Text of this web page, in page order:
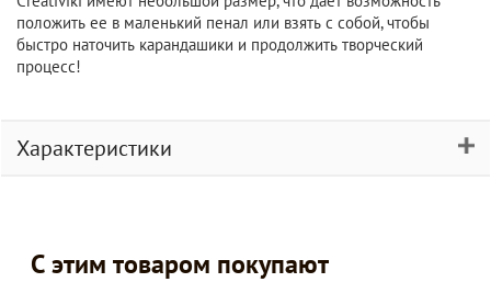
положить ее в маленький пенал или взять с собой, чтобы
быстро наточить карандашики и продолжить творческий
процесс!
Характеристики
С этим товаром покупают